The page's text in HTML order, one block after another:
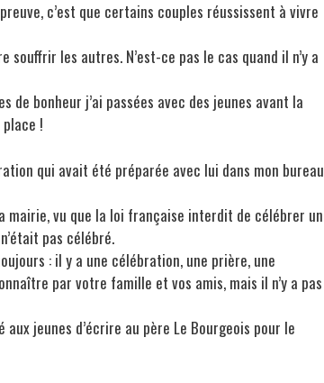
c’est que certains couples réussissent à vivre
les autres. N’est-ce pas le cas quand il n’y a
de bonheur j’ai passées avec des jeunes avant la
!
qui avait été préparée avec lui dans mon bureau
vu que la loi française interdit de célébrer un
pas célébré.
: il y a une célébration, une prière, une
par votre famille et vos amis, mais il n’y a pas
jeunes d’écrire au père Le Bourgeois pour le